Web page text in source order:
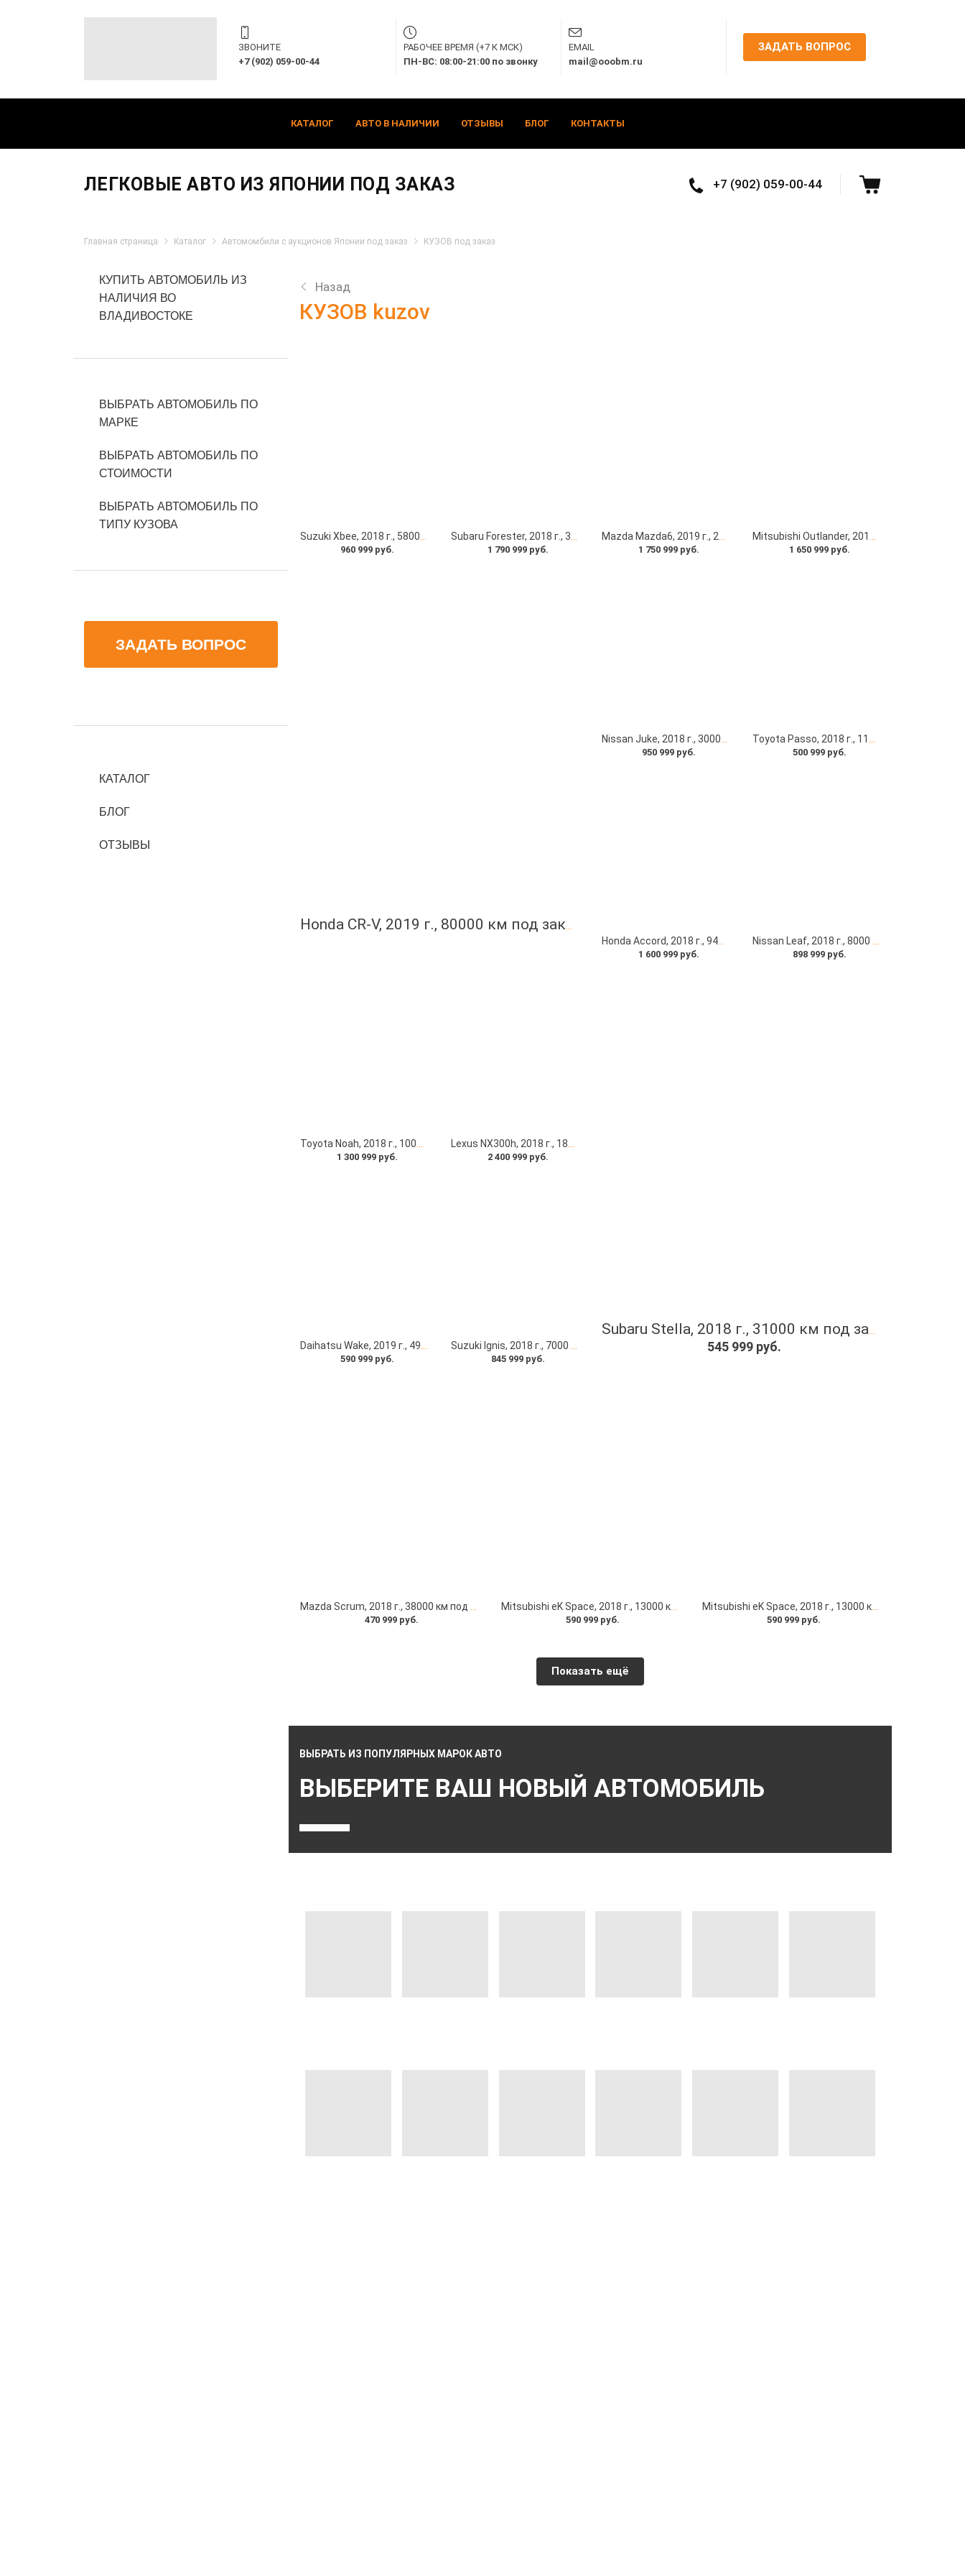
ЗВОНИТЕ
+7 (902) 059-00-44
РАБОЧЕЕ ВРЕМЯ (+7 К МСК)
ПН-ВС: 08:00-21:00 по звонку
EMAIL
mail@ooobm.ru
ЗАДАТЬ ВОПРОС
КАТАЛОГ АВТО В НАЛИЧИИ ОТЗЫВЫ БЛОГ КОНТАКТЫ
ЛЕГКОВЫЕ АВТО ИЗ ЯПОНИИ ПОД ЗАКАЗ +7 (902) 059-00-44
Главная страница Каталог Автомомбили с аукционов Японии под заказ КУЗОВ под заказ
КУПИТЬ АВТОМОБИЛЬ ИЗ
НАЛИЧИЯ ВО
ВЛАДИВОСТОКЕ
ВЫБРАТЬ АВТОМОБИЛЬ ПО
МАРКЕ
ВЫБРАТЬ АВТОМОБИЛЬ ПО
СТОИМОСТИ
ВЫБРАТЬ АВТОМОБИЛЬ ПО
ТИПУ КУЗОВА
ЗАДАТЬ ВОПРОС
КАТАЛОГ
БЛОГ
ОТЗЫВЫ
Назад
КУЗОВ kuzov
Suzuki Xbee, 2018 г., 58000 км под заказ с японских автоаукционов
960 999 руб.
Subaru Forester, 2018 г., 37000 км под заказ с японских автоаукционов
1 790 999 руб.
Mazda Mazda6, 2019 г., 29000 км под заказ с японских автоаукционов
1 750 999 руб.
Mitsubishi Outlander, 2018 г., 60000 км под заказ с японских автоаукционов
1 650 999 руб.
Honda CR-V, 2019 г., 80000 км под заказ с японских автоаукционов
950 999 руб. 500 999 руб.
Honda Accord, 2018 г., 94000 км под заказ с японских автоаукционов
1 600 999 руб.
Nissan Leaf, 2018 г., 8000 км под заказ с японских автоаукционов
898 999 руб.
1 300 999 руб. 2 400 999 руб.
Daihatsu Wake, 2019 г., 49000 км под заказ с японских автоаукционов
590 999 руб.
Suzuki Ignis, 2018 г., 7000 км под заказ с японских автоаукционов
845 999 руб.
Subaru Stella, 2018 г., 31000 км под заказ с японских автоаукционов
545 999 руб.
470 999 руб.
Mitsubishi eK Space, 2018 г., 13000 км под заказ с японских автоаукционов
590 999 руб.
Mitsubishi eK Space, 2018 г., 13000 км под заказ с японских автоаукционов
590 999 руб.
Показать ещё
ВЫБРАТЬ ИЗ ПОПУЛЯРНЫХ МАРОК АВТО
ВЫБЕРИТЕ ВАШ НОВЫЙ АВТОМОБИЛЬ